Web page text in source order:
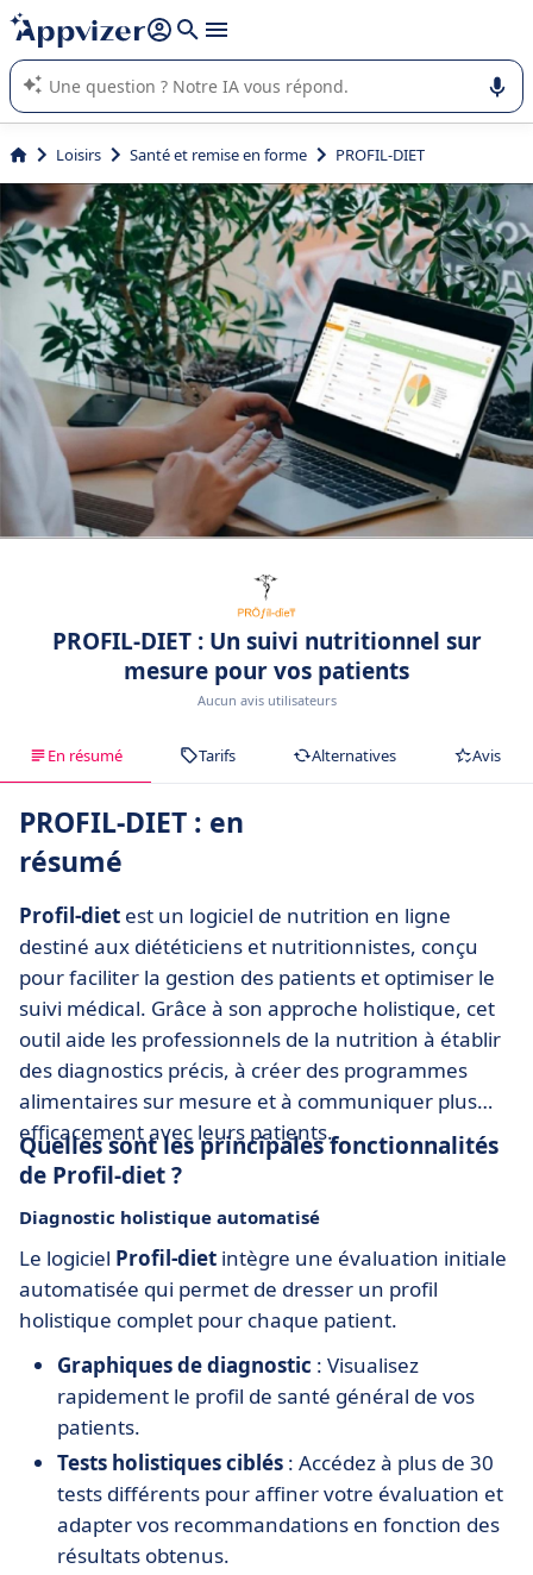
répondre (plusieurs lignes avec
L'IA de Appvizer vous guide dans l'utilisation ou la sélection de
logiciel SaaS en entreprise.
Loisirs Santé et remise en forme PROFIL-DIET
PROFIL-DIET : Un suivi nutritionnel sur
mesure pour vos patients
Aucun avis utilisateurs
En résumé Tarifs Alternatives Avis
PROFIL-DIET : en
résumé
Profil-diet est un logiciel de nutrition en ligne
destiné aux diététiciens et nutritionnistes, conçu
pour faciliter la gestion des patients et optimiser le
suivi médical. Grâce à son approche holistique, cet
outil aide les professionnels de la nutrition à établir
des diagnostics précis, à créer des programmes
alimentaires sur mesure et à communiquer plus
efficacement avec leurs patients.
Quelles sont les principales fonctionnalités
de Profil-diet ?
Diagnostic holistique automatisé
Le logiciel Profil-diet intègre une évaluation initiale
automatisée qui permet de dresser un profil
holistique complet pour chaque patient.
Graphiques de diagnostic : Visualisez
rapidement le profil de santé général de vos
patients.
Tests holistiques ciblés : Accédez à plus de 30
tests différents pour affiner votre évaluation et
adapter vos recommandations en fonction des
résultats obtenus.